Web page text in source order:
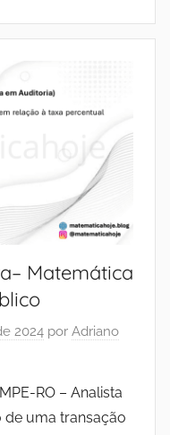
Matemática
2024 por Adriano
RO – Analista
de uma transação